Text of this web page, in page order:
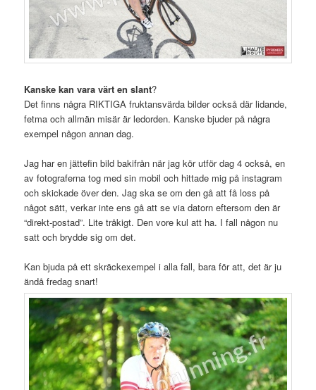
Kanske kan vara värt en slant?
Det finns några RIKTIGA fruktansvärda bilder också där lidande,
fetma och allmän misär är ledorden. Kanske bjuder på några
exempel någon annan dag.
Jag har en jättefin bild bakifrån när jag kör utför dag 4 också, en
av fotograferna tog med sin mobil och hittade mig på instagram
och skickade över den. Jag ska se om den gå att få loss på
något sätt, verkar inte ens gå att se via datorn eftersom den är
“direkt-postad”. Lite tråkigt. Den vore kul att ha. I fall någon nu
satt och brydde sig om det.
Kan bjuda på ett skräckexempel i alla fall, bara för att, det är ju
ändå fredag snart!